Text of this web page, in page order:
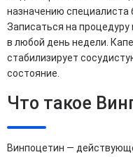
назначению специалиста
Записаться на
в любой день недели.
стабилизирует
состояние.
Что такое
Винпоцетин —